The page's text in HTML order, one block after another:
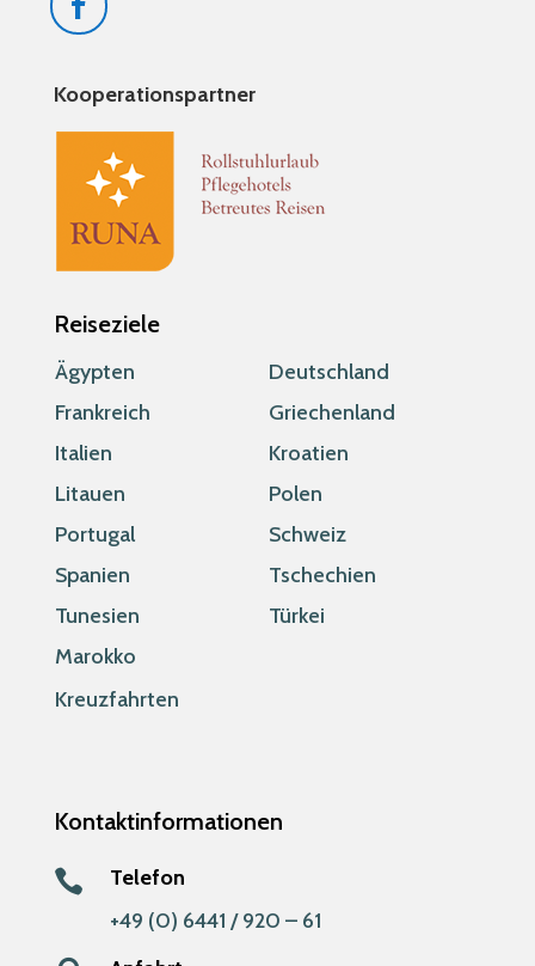
Kooperationspartner
Reiseziele
Ägypten
Deutschland
Frankreich
Griechenland
Italien
Kroatien
Litauen
Polen
Portugal
Schweiz
Spanien
Tschechien
Tunesien
Türkei
Marokko
Kreuzfahrten
Kontaktinformationen

Telefon
+49 (0) 6441 / 920 – 61